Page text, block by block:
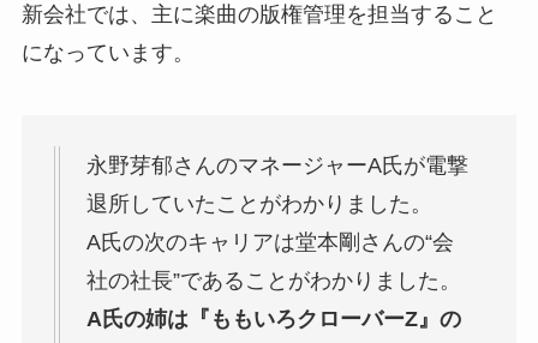
新会社では、主に楽曲の版権管理を担当すること
になっています。
永野芽郁さんのマネージャーA氏が電撃
退所していたことがわかりました。
A氏の次のキャリアは堂本剛さんの“会
社の社長”であることがわかりました。
A氏の姉は『ももいろクローバーZ』の